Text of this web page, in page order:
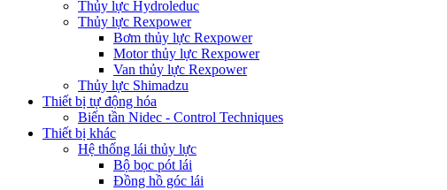
Thủy lực Hydroleduc
Thủy lực Rexpower
Bơm thủy lực Rexpower
Motor thủy lực Rexpower
Van thủy lực Rexpower
Thủy lực Shimadzu
Thiết bị tự động hóa
Biến tần Nidec - Control Techniques
Thiết bị khác
Hệ thống lái thủy lực
Bộ bọc pót lái
Đồng hồ góc lái